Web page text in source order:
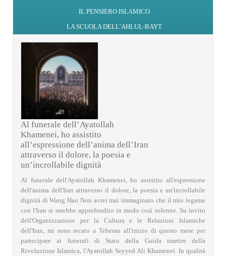
IL PENSIERO ISLAMICO
LA SCUOLA DELL’AHLUL-BAYT
Al funerale dell’Ayatollah
Khamenei, ho assistito
all’espressione dell’anima dell’Iran
attraverso il dolore, la poesia e
un’incrollabile dignità
Al funerale dell'Ayatollah Khamenei, ho assistito all'espressione
dell'anima dell'Iran attraverso il dolore, la poesia e un'incrollabile
dignità di Wang Hao Non avrei mai immaginato che il mio legame
con l'Iran si sarebbe approfondito in modo così solenne. Su invito
dell'Organizzazione per la Cultura e le Relazioni Islamiche
dell'Iran, mi sono recato a Teheran all'inizio di questo mese per
partecipare ai funerali di Stato della Guida martire della
Rivoluzione Islamica, l'Ayatollah Seyyed Ali Khamenei. In qualità